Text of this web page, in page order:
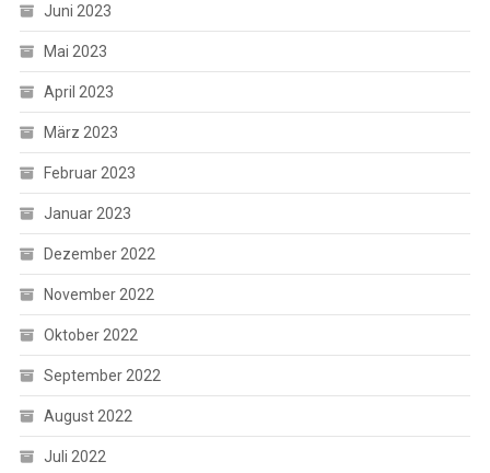
Juni 2023
Mai 2023
April 2023
März 2023
Februar 2023
Januar 2023
Dezember 2022
November 2022
Oktober 2022
September 2022
August 2022
Juli 2022